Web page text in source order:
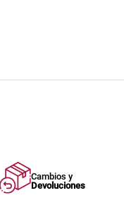
Cambios y
Devoluciones